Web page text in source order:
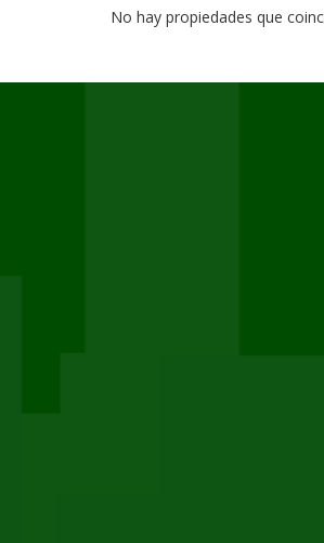
No hay propiedades que